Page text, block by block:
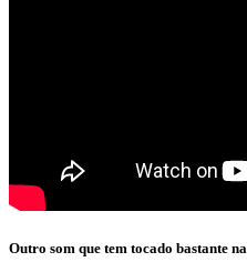
Outro som que tem tocado bastante na